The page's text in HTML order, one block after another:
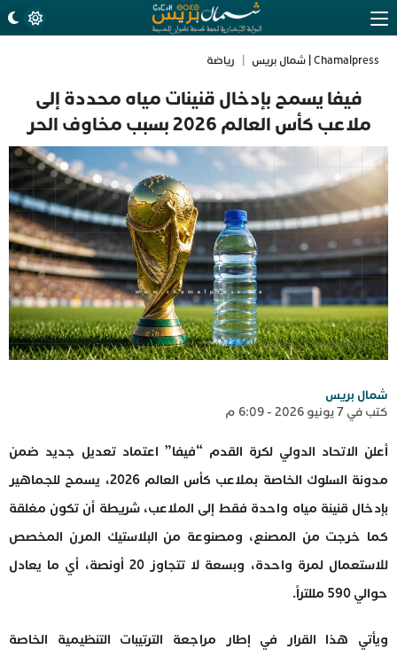
Chamalpress | شمال بريس رياضة
فيفا يسمح بإدخال قنينات مياه محددة إلى
ملاعب كأس العالم 2026 بسبب مخاوف الحر
شمال بريس
كتب في 7 يونيو 2026 - 6:09 م
أعلن الاتحاد الدولي لكرة القدم “فيفا” اعتماد تعديل جديد ضمن
مدونة السلوك الخاصة بملاعب كأس العالم 2026، يسمح للجماهير
بإدخال قنينة مياه واحدة فقط إلى الملاعب، شريطة أن تكون مغلقة
كما خرجت من المصنع، ومصنوعة من البلاستيك المرن المخصص
للاستعمال لمرة واحدة، وبسعة لا تتجاوز 20 أونصة، أي ما يعادل
حوالي 590 مللتراً.
ويأتي هذا القرار في إطار مراجعة الترتيبات التنظيمية الخاصة